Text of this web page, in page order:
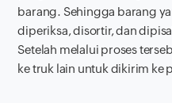
barang. Sehingga barang
diperiksa, disortir, dan
Setelah melalui proses
ke truk lain untuk dikirim ke